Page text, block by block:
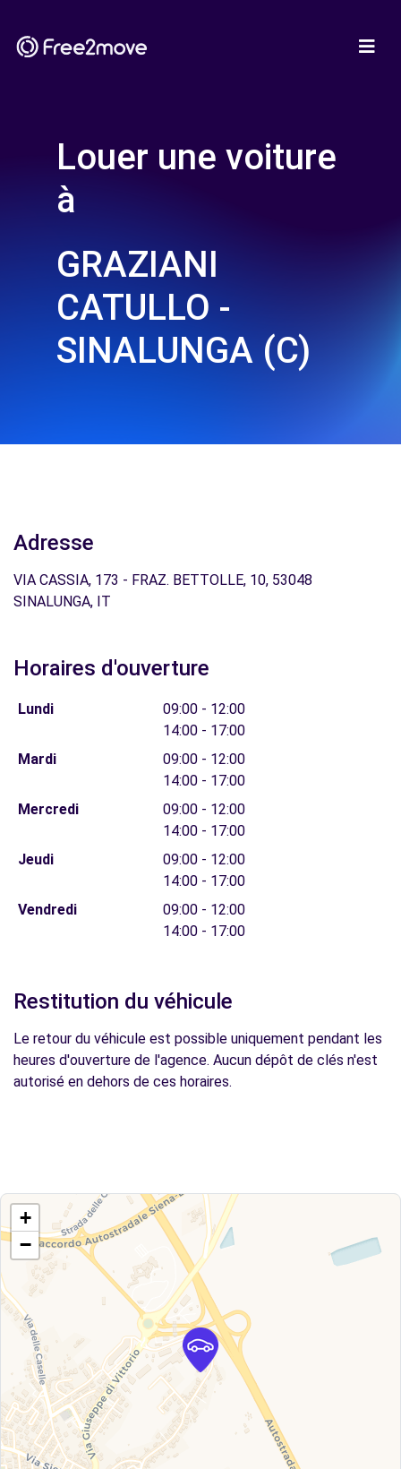
Louer une voiture
à
GRAZIANI
CATULLO -
SINALUNGA (C)
Adresse
VIA CASSIA, 173 - FRAZ. BETTOLLE, 10, 53048
SINALUNGA, IT
Horaires d'ouverture
Lundi
09:00 - 12:00
14:00 - 17:00
Mardi
09:00 - 12:00
14:00 - 17:00
Mercredi
09:00 - 12:00
14:00 - 17:00
Jeudi
09:00 - 12:00
14:00 - 17:00
Vendredi
09:00 - 12:00
14:00 - 17:00
Restitution du véhicule
Le retour du véhicule est possible uniquement pendant les
heures d'ouverture de l'agence. Aucun dépôt de clés n'est
autorisé en dehors de ces horaires.
+
−